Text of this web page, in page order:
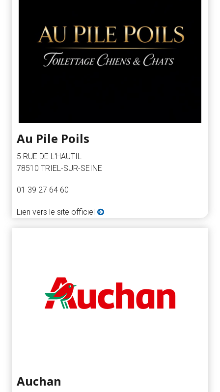
Au Pile Poils
5 RUE DE L'HAUTIL
78510 TRIEL-SUR-SEINE
01 39 27 64 60
Lien vers le site officiel
Auchan